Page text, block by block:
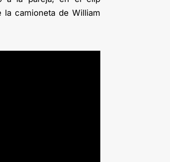
camioneta de William